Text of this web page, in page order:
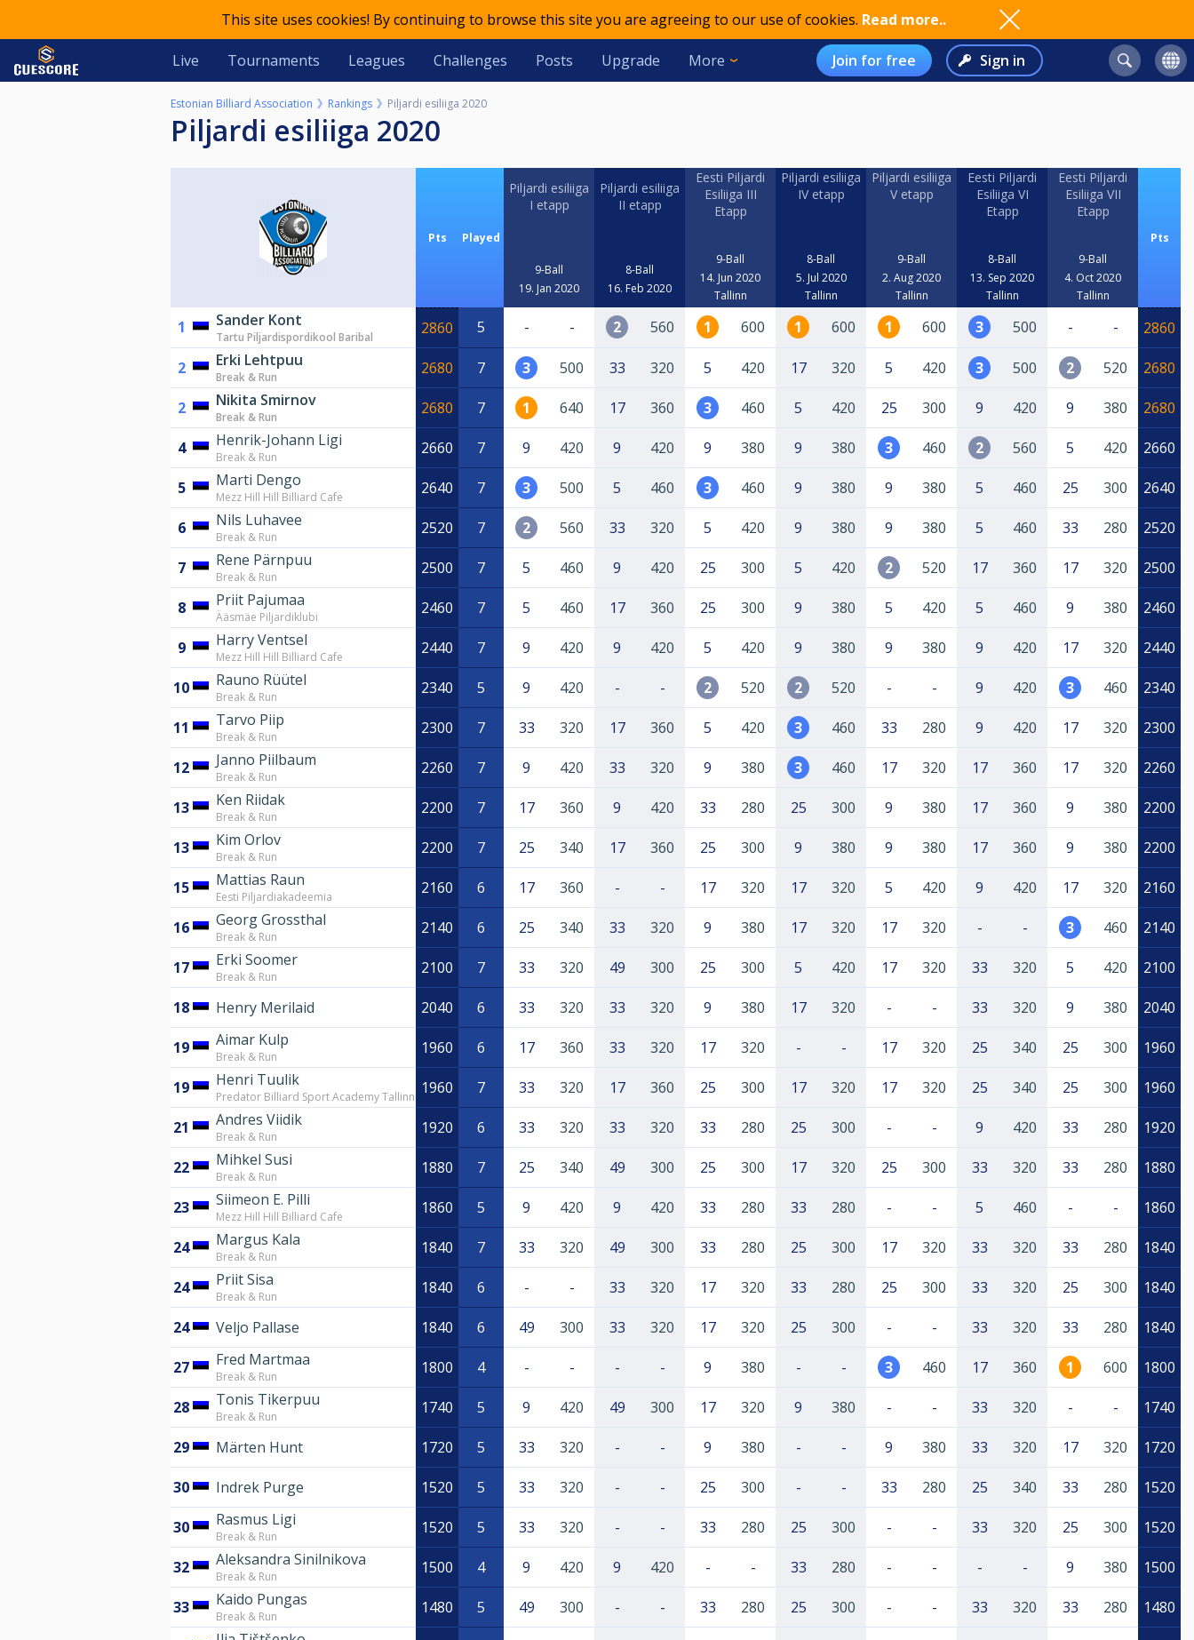
This site uses cookies! By continuing to browse this site you are agreeing to our use of cookies. Read more..
Live Tournaments Leagues Challenges Posts Upgrade More Join for free Sign in
Estonian Billiard Association Rankings Piljardi esiliiga 2020
Piljardi esiliiga 2020
Pts Played
Piljardi esiliiga
I etapp
9-Ball
19. Jan 2020
Piljardi esiliiga
II etapp
8-Ball
16. Feb 2020
Eesti Piljardi
Esiliiga III
Etapp
9-Ball
14. Jun 2020
Tallinn
Piljardi esiliiga
IV etapp
8-Ball
5. Jul 2020
Tallinn
Piljardi esiliiga
V etapp
9-Ball
2. Aug 2020
Tallinn
Eesti Piljardi
Esiliiga VI
Etapp
8-Ball
13. Sep 2020
Tallinn
Eesti Piljardi
Esiliiga VII
Etapp
9-Ball
4. Oct 2020
Tallinn
Pts
1 Sander Kont
Tartu Piljardispordikool Baribal 2860 5 - - 2 560 1 600 1 600 1 600 3 500 - - 2860
2 Erki Lehtpuu
Break & Run 2680 7 3 500 33 320 5 420 17 320 5 420 3 500 2 520 2680
2 Nikita Smirnov
Break & Run 2680 7 1 640 17 360 3 460 5 420 25 300 9 420 9 380 2680
4 Henrik-Johann Ligi
Break & Run 2660 7 9 420 9 420 9 380 9 380 3 460 2 560 5 420 2660
5 Marti Dengo
Mezz Hill Hill Billiard Cafe 2640 7 3 500 5 460 3 460 9 380 9 380 5 460 25 300 2640
6 Nils Luhavee
Break & Run 2520 7 2 560 33 320 5 420 9 380 9 380 5 460 33 280 2520
7 Rene Pärnpuu
Break & Run 2500 7 5 460 9 420 25 300 5 420 2 520 17 360 17 320 2500
8 Priit Pajumaa
Ääsmäe Piljardiklubi 2460 7 5 460 17 360 25 300 9 380 5 420 5 460 9 380 2460
9 Harry Ventsel
Mezz Hill Hill Billiard Cafe 2440 7 9 420 9 420 5 420 9 380 9 380 9 420 17 320 2440
10 Rauno Rüütel
Break & Run 2340 5 9 420 - - 2 520 2 520 - - 9 420 3 460 2340
11 Tarvo Piip
Break & Run 2300 7 33 320 17 360 5 420 3 460 33 280 9 420 17 320 2300
12 Janno Piilbaum
Break & Run 2260 7 9 420 33 320 9 380 3 460 17 320 17 360 17 320 2260
13 Ken Riidak
Break & Run 2200 7 17 360 9 420 33 280 25 300 9 380 17 360 9 380 2200
13 Kim Orlov
Break & Run 2200 7 25 340 17 360 25 300 9 380 9 380 17 360 9 380 2200
15 Mattias Raun
Eesti Piljardiakadeemia 2160 6 17 360 - - 17 320 17 320 5 420 9 420 17 320 2160
16 Georg Grossthal
Break & Run 2140 6 25 340 33 320 9 380 17 320 17 320 - - 3 460 2140
17 Erki Soomer
Break & Run 2100 7 33 320 49 300 25 300 5 420 17 320 33 320 5 420 2100
18 Henry Merilaid 2040 6 33 320 33 320 9 380 17 320 - - 33 320 9 380 2040
19 Aimar Kulp
Break & Run 1960 6 17 360 33 320 17 320 - - 17 320 25 340 25 300 1960
19 Henri Tuulik
Predator Billiard Sport Academy Tallinn 1960 7 33 320 17 360 25 300 17 320 17 320 25 340 25 300 1960
21 Andres Viidik
Break & Run 1920 6 33 320 33 320 33 280 25 300 - - 9 420 33 280 1920
22 Mihkel Susi
Break & Run 1880 7 25 340 49 300 25 300 17 320 25 300 33 320 33 280 1880
23 Siimeon E. Pilli
Mezz Hill Hill Billiard Cafe 1860 5 9 420 9 420 33 280 33 280 - - 5 460 - - 1860
24 Margus Kala
Break & Run 1840 7 33 320 49 300 33 280 25 300 17 320 33 320 33 280 1840
24 Priit Sisa
Break & Run 1840 6 - - 33 320 17 320 33 280 25 300 33 320 25 300 1840
24 Veljo Pallase 1840 6 49 300 33 320 17 320 25 300 - - 33 320 33 280 1840
27 Fred Martmaa
Break & Run 1800 4 - - - - 9 380 - - 3 460 17 360 1 600 1800
28 Tonis Tikerpuu
Break & Run 1740 5 9 420 49 300 17 320 9 380 - - 33 320 - - 1740
29 Märten Hunt 1720 5 33 320 - - 9 380 - - 9 380 33 320 17 320 1720
30 Indrek Purge 1520 5 33 320 - - 25 300 - - 33 280 25 340 33 280 1520
30 Rasmus Ligi
Break & Run 1520 5 33 320 - - 33 280 25 300 - - 33 320 25 300 1520
32 Aleksandra Sinilnikova
Break & Run 1500 4 9 420 9 420 - - 33 280 - - - - 9 380 1500
33 Kaido Pungas
Break & Run 1480 5 49 300 - - 33 280 25 300 - - 33 320 33 280 1480